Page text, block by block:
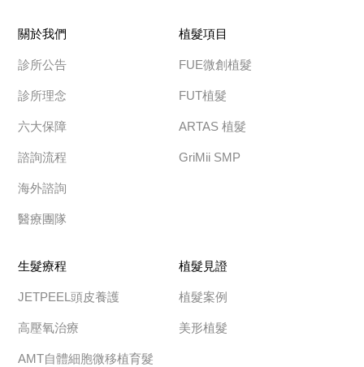
關於我們
診所公告
診所理念
六大保障
諮詢流程
海外諮詢
醫療團隊
植髮項目
FUE微創植髮
FUT植髮
ARTAS 植髮
GriMii SMP
生髮療程
JETPEEL頭皮養護
高壓氧治療
AMT自體細胞微移植育髮
植髮見證
植髮案例
美形植髮